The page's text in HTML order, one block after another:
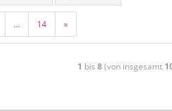
... 14 »
1 bis 8(von insgesamt